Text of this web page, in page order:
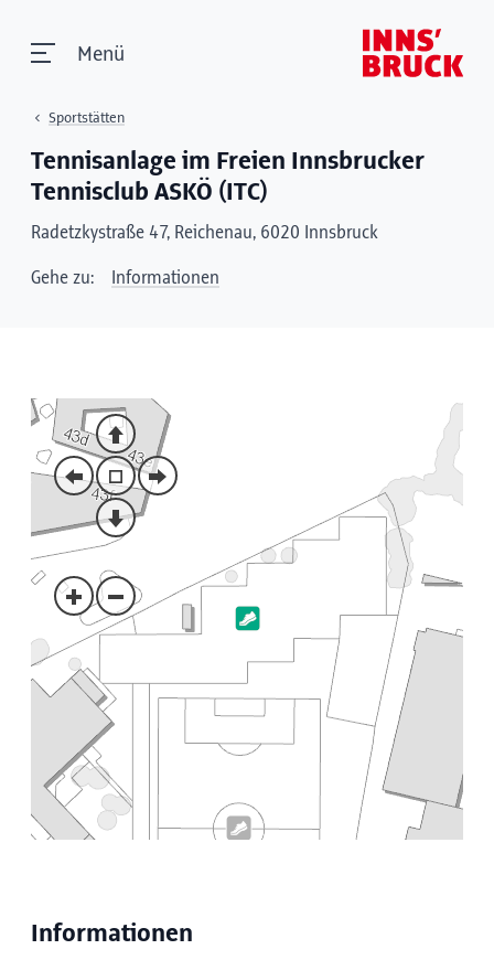
Menü
Sportstätten
Tennisanlage im Freien Innsbrucker
Tennisclub ASKÖ (ITC)
Radetzkystraße 47, Reichenau, 6020 Innsbruck
Gehe zu: Informationen
Informationen